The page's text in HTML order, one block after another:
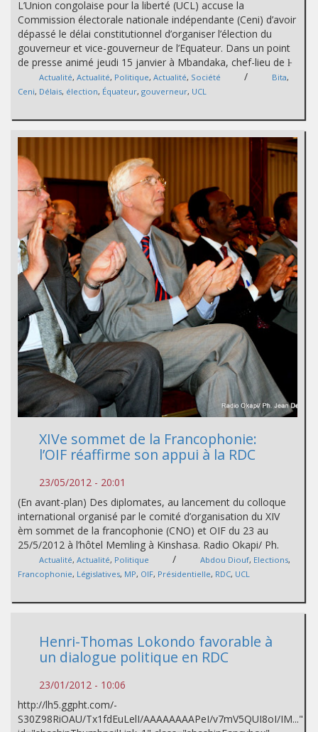
L’Union congolaise pour la liberté (UCL) accuse la
Commission électorale nationale indépendante (Ceni) d’avoir
dépassé le délai constitutionnel d’organiser l’élection du
gouverneur et vice-gouverneur de l’Equateur. Dans un point
de presse animé jeudi 15 janvier à Mbandaka, chef-lieu de l̵
Actualité, Actualité, Politique, Actualité, Société / Bita,
Ceni, Délais, élection, Équateur, gouverneur, UCL
XIVe sommet de la Francophonie:
l’OIF réaffirme son appui à la RDC
23/05/2012 - 20:01
(En avant-plan) Des diplomates, au lancement du colloque
international organisé par le comité d’organisation du XIV
èm sommet de la francophonie (CNO) et OIF du 23 au
25/5/2012 à l’hôtel Memling à Kinshasa. Radio Okapi/ Ph.
Actualité, Actualité, Politique / Abdou Diouf, Elections,
Francophonie, Législatives, MP, OIF, Présidentielle, RDC, UCL
Henri-Thomas Lokondo favorable à
un dialogue politique en RDC
23/01/2012 - 10:06
http://lh5.ggpht.com/-
S30Z98RiOAU/Tx1fdEuLelI/AAAAAAAAPeI/v7mV5QUI8oI/IM..."